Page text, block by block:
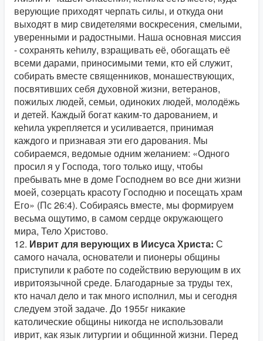
верующие приходят черпать силы, и откуда они
выходят в мир свидетелями воскресения, смелыми,
уверенными и радостными. Наша основная миссия
- сохранять кеhилу, взращивать её, обогащать её
всеми дарами, приносимыми теми, кто ей служит,
собирать вместе священников, монашествующих,
посвятивших себя духовной жизни, ветеранов,
пожилых людей, семьи, одиноких людей, молодёжь
и детей. Каждый богат каким-то дарованием, и
кеhила укрепляется и усиливается, принимая
каждого и признавая эти его дарования. Мы
собираемся, ведомые одним желанием: «Одного
просил я у Господа, того только ищу, чтобы
пребывать мне в доме Господнем во все дни жизни
моей, созерцать красоту Господню и посещать храм
Его» (Пс 26:4). Собираясь вместе, мы формируем
весьма ощутимо, в самом сердце окружающего
мира, Тело Христово.
12. Иврит для верующих в Иисуса Христа: С
самого начала, основатели и пионеры общины
приступили к работе по содействию верующим в их
ивритоязычной среде. Благодарные за труды тех,
кто начал дело и так много исполнил, мы и сегодня
следуем этой задаче. До 1955г никакие
католические общины никогда не использовали
иврит, как язык литургии и общинной жизни. Перед